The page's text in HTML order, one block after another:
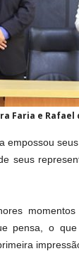
Faria e
empossou
seus
pensa, o